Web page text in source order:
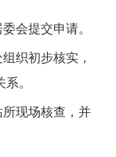
会提交申请。
织初步核实，
。
现场核查，并